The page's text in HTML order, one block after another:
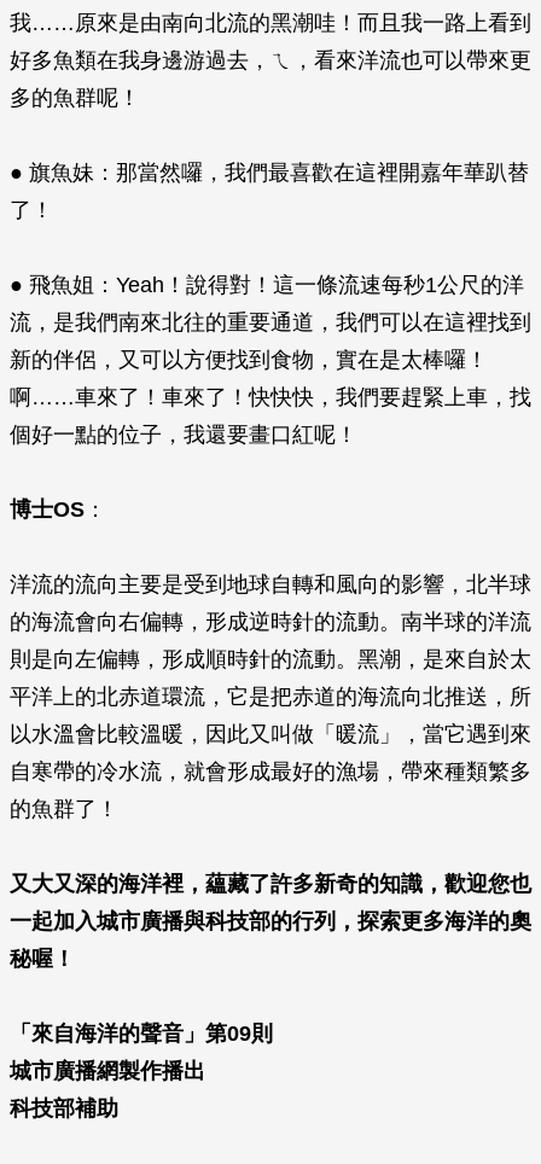
我……原來是由南向北流的黑潮哇！而且我一路上看到
好多魚類在我身邊游過去，ㄟ，看來洋流也可以帶來更
多的魚群呢！
● 旗魚妹：那當然囉，我們最喜歡在這裡開嘉年華趴替
了！
● 飛魚姐：Yeah！說得對！這一條流速每秒1公尺的洋
流，是我們南來北往的重要通道，我們可以在這裡找到
新的伴侶，又可以方便找到食物，實在是太棒囉！
啊……車來了！車來了！快快快，我們要趕緊上車，找
個好一點的位子，我還要畫口紅呢！
博士OS ：
洋流的流向主要是受到地球自轉和風向的影響，北半球
的海流會向右偏轉，形成逆時針的流動。南半球的洋流
則是向左偏轉，形成順時針的流動。黑潮，是來自於太
平洋上的北赤道環流，它是把赤道的海流向北推送，所
以水溫會比較溫暖，因此又叫做「暖流」，當它遇到來
自寒帶的冷水流，就會形成最好的漁場，帶來種類繁多
的魚群了！
又大又深的海洋裡，蘊藏了許多新奇的知識，歡迎您也
一起加入城市廣播與科技部的行列，探索更多海洋的奧
秘喔！
「來自海洋的聲音」第09則
城市廣播網製作播出
科技部補助